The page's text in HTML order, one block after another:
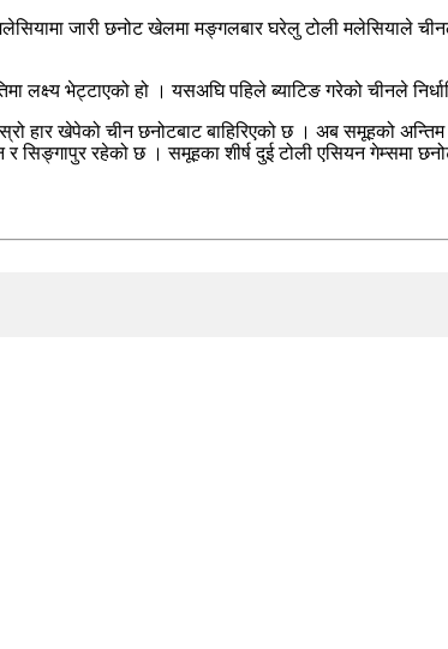
जारी छनोट खेलमा मङ्गलबार घरेलु टोली मलेसियाले
भेट्टाएको हो । यसअघि पहिले ब्याटिङ गरेको चीनले
हार खेपेको चीन छनोटबाट बाहिरिएको छ । अब समूहको
रहेको छ । समूहका शीर्ष दुई टोली एसियन गेम्समा